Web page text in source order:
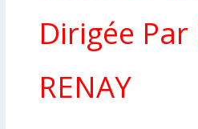
Dirigée
RENAY